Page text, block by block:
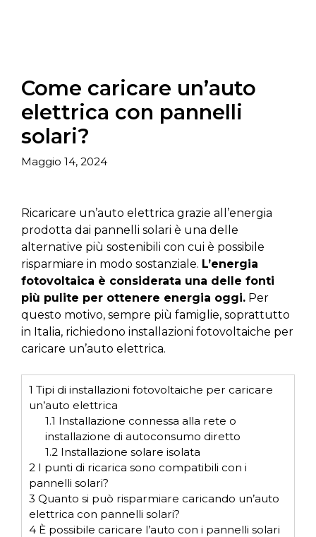
Come caricare un’auto
elettrica con pannelli
solari?
Maggio 14, 2024
Ricaricare un’auto elettrica grazie all’energia
prodotta dai pannelli solari è una delle
alternative più sostenibili con cui è possibile
risparmiare in modo sostanziale. L’energia
fotovoltaica è considerata una delle fonti
più pulite per ottenere energia oggi. Per
questo motivo, sempre più famiglie, soprattutto
in Italia, richiedono installazioni fotovoltaiche per
caricare un’auto elettrica.
1 Tipi di installazioni fotovoltaiche per caricare
un’auto elettrica
1.1 Installazione connessa alla rete o
installazione di autoconsumo diretto
1.2Installazione solare isolata
2 I punti di ricarica sono compatibili con i
pannelli solari?
3 Quanto si può risparmiare caricando un’auto
elettrica con pannelli solari?
4 È possibile caricare l’auto con i pannelli solari